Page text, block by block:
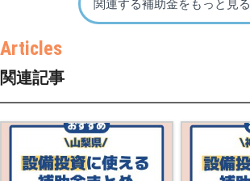
関連する補助金をもっと見る
関連記事